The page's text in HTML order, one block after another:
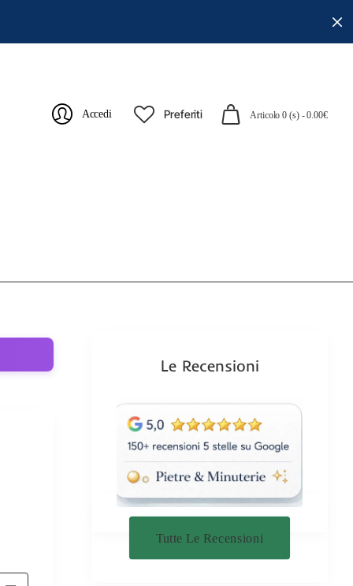
Accedi Preferiti Articolo 0 (s) - 0.00€
Le Recensioni
Tutte Le Recensioni